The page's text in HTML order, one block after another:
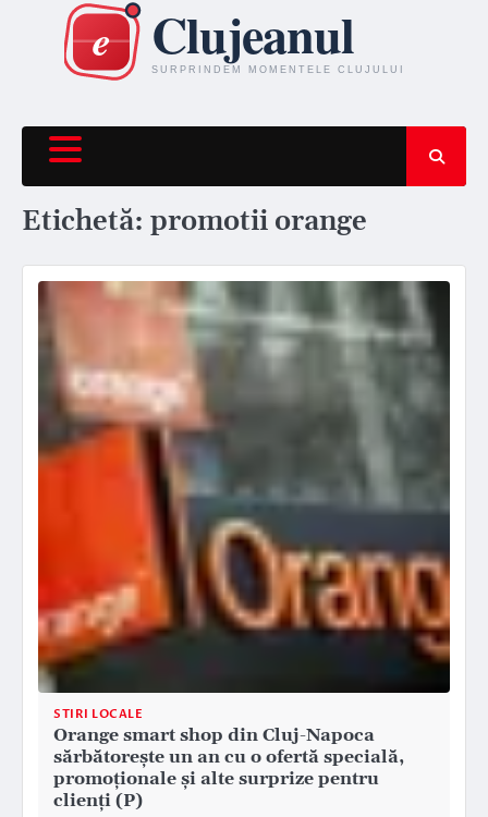
content
Etichetă: promotii orange
STIRI LOCALE
Orange smart shop din Cluj-Napoca
sărbătorește un an cu o ofertă specială,
promoționale și alte surprize pentru
clienți (P)